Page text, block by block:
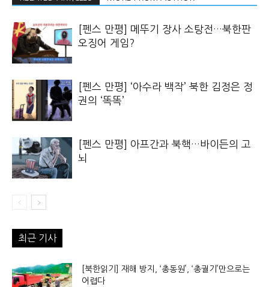
[펜스 만평] 메뚜기 장사 소탕전…북한판
오징어 게임?
[펜스 만평] ‘아수라 백작’ 북한 김정은 정
권의 ‘똑똑’
[펜스 만평] 아프간과 북핵…바이든의 고
뇌
최근 기사
[북한읽기] 재해 방지, ‘총동원’, ‘총궐기’만으로는
어렵다